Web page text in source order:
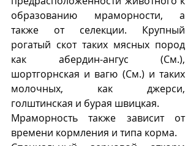
образованию мраморности, а
также от селекции. Крупный
рогатый скот таких мясных пород
как абердин-ангус (См.),
шортгорнская и вагю (См.) и таких
молочных, как джерси,
голштинская и бурая швицкая.
Мраморность также зависит от
времени кормления и типа корма.